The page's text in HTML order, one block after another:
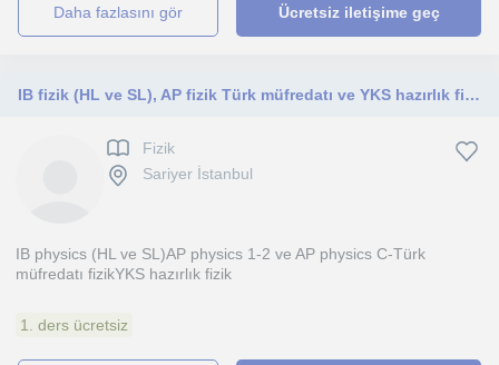
daha fazlasını gör Ücretsiz iletişime geç
IB fizik (HL ve SL), AP fizik Türk müfredatı ve YKS hazırlık fizik
Fizik
Sariyer İstanbul
IB physics (HL ve SL)AP physics 1-2 ve AP physics C-Türk
müfredatı fizikYKS hazırlık fizik
1. ders ücretsiz